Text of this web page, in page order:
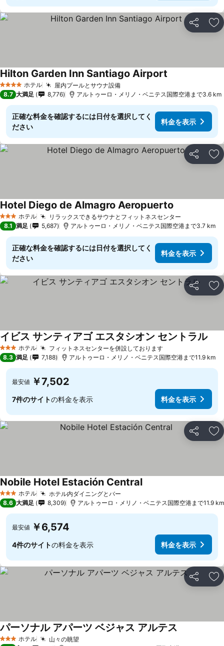
シェア お
4 ホテルのランク
ホテル 屋内プールとサウナ設備料金を表示
Hilton Garden Inn Santiago Airport
8.7 大満足 8,776 アルトゥーロ・メリノ・ベニテス国際空港まで3.6 km
正確な料金を確認するには日付を選択してく
ださい
料金を表示
シェア お
3 ホテルのランク
ホテル リラックスできるサウナとフィットネスセンター
Hotel Diego de Almagro Aeropuerto
8.1 満足 5,687 アルトゥーロ・メリノ・ベニテス国際空港まで3.7 km
正確な料金を確認するには日付を選択してく
ださい
料金を表示
シェア お
3 ホテルのランク
ホテル フィットネスセンターを併設しております料金を表示
イビス サンティアゴ エスタシオン セントラル
8.3 満足 7,188 アルトゥーロ・メリノ・ベニテス国際空港まで11.9 km
最安値 ￥7,502
7件のサイトの料金を表示 料金を表示
シェア お
3 ホテルのランク
ホテル ホテル内ダイニングとバー
Nobile Hotel Estación Central料金を表示
8.6 大満足 8,309 アルトゥーロ・メリノ・ベニテス国際空港まで11.9 km
最安値 ￥6,574
4件のサイトの料金を表示 料金を表示
シェア お
3 ホテルのランク
ホテル 山々の眺望料金を表示
パーソナル アパーツ ベジャス アルテス